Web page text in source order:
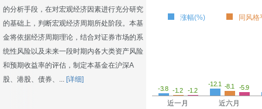
的分析手段，在对宏观经济因素进行充分研究
的基础上，判断宏观经济周期所处阶段。本基
金将依据经济周期理论，结合对证券市场的系
统性风险以及未来一段时期内各大类资产风险
和预期收益率的评估，制定本基金在沪深A
股、港股、债券、... [详细]
涨幅(%) 同风格
-3.8 -1.2 -1.2
近一月
-12.1 -8.1 -5.9
近六月